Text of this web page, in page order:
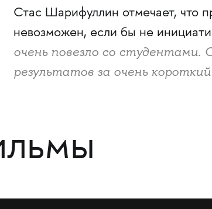
Стас Шарифуллин отмечает, что
невозможен, если бы не
очень повезло со
результатов за очень